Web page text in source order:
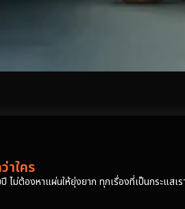
าใคร
ม่ต้องหาแผ่นให้ยุ่งยาก ทุกเรื่องที่เป็นกระแสเร